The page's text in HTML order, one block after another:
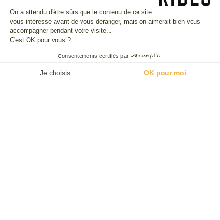
Conditions Générales de Vente
CGU Programme de fidélité
Nos partenaires
On a attendu d'être sûrs que le contenu de ce site
vous intéresse avant de vous déranger, mais on aimerait bien vous
accompagner pendant votre visite...
C'est OK pour vous ?
Consentements certifiés par
Je choisis OK pour moi